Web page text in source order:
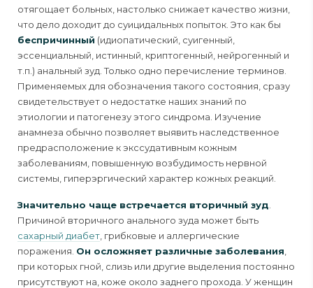
отягощает больных, настолько снижает качество жизни,
что дело доходит до суицидальных попыток. Это как бы
беспричинный (идиопатический, суигенный,
эссенциальный, истин­ный, криптогенный, нейрогенный и
т.п.) анальный зуд. Только одно пере­числение терминов.
Применяемых для обозначения такого состояния, сразу
свидетельствует о недостатке наших знаний по
этиологии и патогенезу этого синдрома. Изучение
анамнеза обычно позволяет выявить наследственное
предрасположение к экссудатив­ным кожным
заболеваниям, повышенную возбудимость нервной
системы, гиперэргический характер кожных реакций.
Значительно чаще встречается вторичный зуд
Причиной вторичного анального зуда может быть
сахарный диабет , грибковые и аллергические
поражения. Он ос­ложняет различные заболевания
при которых гной, слизь или другие выделения постоянно
присутствуют на, коже около заднего прохода. У женщин